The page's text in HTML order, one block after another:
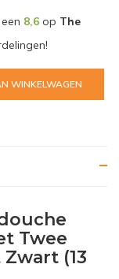
8,6op The
WINKELWAGEN
Twee
(13